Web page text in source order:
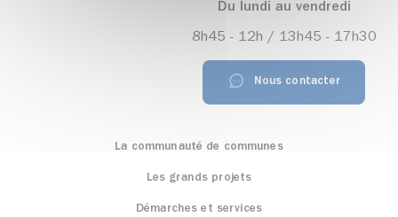
Du lundi au vendredi
8h45 - 12h / 13h45 - 17h30
Nous contacter
La communauté de communes
Les grands projets
Démarches et services